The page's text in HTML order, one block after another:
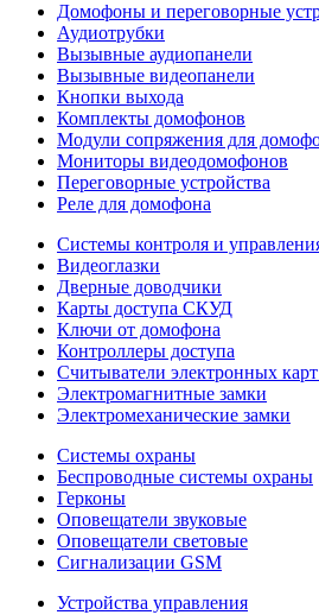
Домофоны и переговорные
Аудиотрубки
Вызывные аудиопанели
Вызывные видеопанели
Кнопки выхода
Комплекты домофонов
Модули сопряжения для
Мониторы видеодомофонов
Переговорные устройства
Реле для домофона
Системы контроля и
Видеоглазки
Дверные доводчики
Карты доступа СКУД
Ключи от домофона
Контроллеры доступа
Считыватели электронных
Электромагнитные замки
Электромеханические замки
Системы охраны
Беспроводные системы охраны
Герконы
Оповещатели звуковые
Оповещатели световые
Сигнализации GSM
Устройства управления